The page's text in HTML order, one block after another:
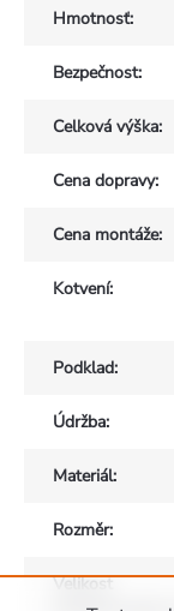
Hmotnosť:
Bezpečnost:
Celková výška:
Cena dopravy:
Cena montáže:
Kotvení:
Podklad:
Údržba:
Materiál:
Rozměr:
Velikost